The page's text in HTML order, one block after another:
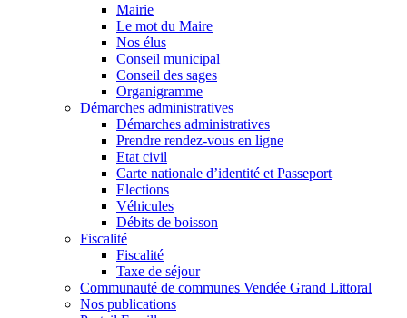
Mairie
Le mot du Maire
Nos élus
Conseil municipal
Conseil des sages
Organigramme
Démarches administratives
Démarches administratives
Prendre rendez-vous en ligne
Etat civil
Carte nationale d’identité et Passeport
Elections
Véhicules
Débits de boisson
Fiscalité
Fiscalité
Taxe de séjour
Communauté de communes Vendée Grand Littoral
Nos publications